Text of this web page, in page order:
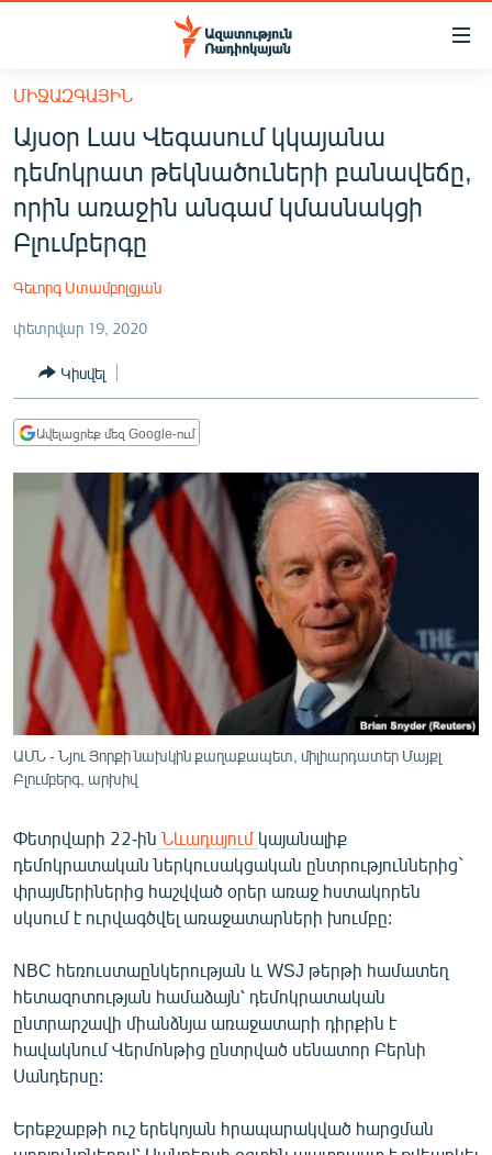
Մատչելիության
հիմնական
բովանդակությանը
Անցնել
հիմնական
մենյուին
Որոնում
ՀԱՅԱՍՏԱՆ
ՔԱՂԱՔԱԿԱՆ
ԸՆՏՐՈՒԹՅՈՒՆՆԵՐ 2026
ՊԱՏԵՐԱԶՄԻ 6 ՇԱԲԱԹՆԵՐԸ
ՏԱՐԱԾԱՇՐՋԱՆ
ՄԻՋԱԶԳԱՅԻՆ
ՄՇԱԿՈՒՅԹ
ՍՊՈՐՏ
ՄԵԿՆԱԲԱՆՈՒԹՅՈՒՆ
ՏՏ ԵՒ ԻՆՏԵՐՆԵՏ
ԿՈՐՈՆԱՎԻՐՈՒՍ
ԱՐԽԻՎ
ՏԵՍԱՆՅՈՒԹԵՐ
ԲԱՆԱՎԵՃ
ՁԳՏԵԼՈՎ ԼԱՎԱԳՈՒՅՆԻՆ
ՓՈԴՔԱՍԹ
Հայերեն
English
Русский
ՄԻՋԱԶԳԱՅԻՆ
Այսօր Լաս Վեգասում կկայանա
դեմոկրատ թեկնածուների բանավեճը,
որին առաջին անգամ կմասնակցի
Բլումբերգը
Գեւորգ Ստամբոլցյան
փետրվար 19, 2020
Կիսվել
Ավելացրեք մեզ Google-ում
ԱՄՆ - Նյու Յորքի նախկին քաղաքապետ, միլիարդատեր Մայքլ
Բլումբերգ, արխիվ
Փետրվարի 22-ին Նևադայում կայանալիք
դեմոկրատական ներկուսակցական ընտրություններից`
փրայմերիներից հաշվված օրեր առաջ հստակորեն
սկսում է ուրվագծվել առաջատարների խումբը:
NBC հեռուստաընկերության և WSJ թերթի համատեղ
հետազոտության համաձայն՝ դեմոկրատական
ընտրարշավի միանձնյա առաջատարի դիրքին է
հավակնում Վերմոնթից ընտրված սենատոր Բերնի
Սանդերսը:
Երեքշաբթի ուշ երեկոյան հրապարակված հարցման